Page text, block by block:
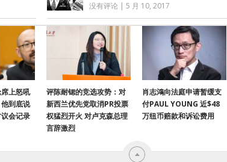
没有评论 |5 月 10, 2017
上怒吼
到底说
会记录
评陈耐锶的竞选攻势：对
新西兰优先党取消PR投票
权猛烈开火 对卢克森总理
言辞激烈
肖志鴻向法庭申请暂缓支
付PAUL YOUNG 近$48
万纽币赔款和诉讼费用